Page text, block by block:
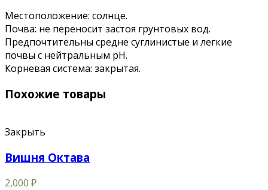
Местоположение: солнце.
Почва: не переносит застоя грунтовых вод.
Предпочтительны средне суглинистые и легкие
почвы с нейтральным pH.
Корневая система: закрытая.
Похожие товары
Закрыть
Вишня Октава
2,000 ₽